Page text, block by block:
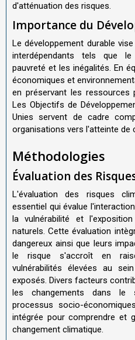
d'atténuation des risques.
Importance du
Le développement durable
interdépendants tels que
pauvreté et les inégalités. En
économiques et
en préservant les ressources
Les Objectifs de
Unies servent de cadre
organisations vers l'atteinte de
Méthodologies
Évaluation des
L'évaluation des risques
essentiel qui évalue
la vulnérabilité et
naturels. Cette évaluation
dangereux ainsi que leurs
le risque s'accroît en
vulnérabilités élevées au
exposés. Divers facteurs
les changements dans le
processus socio-
intégrée pour comprendre et
changement climatique.